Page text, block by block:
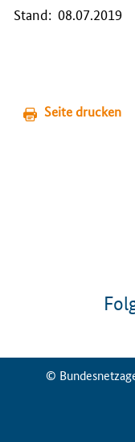
Stand: 08.07.2019
Seite drucken
©